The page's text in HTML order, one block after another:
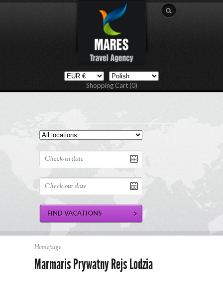
Shopping Cart (0)
Homepage
Marmaris Prywatny Rejs Lodzia